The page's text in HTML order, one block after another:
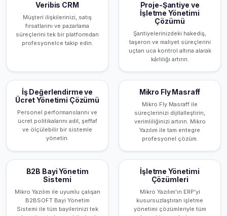
Veribis CRM
Müşteri ilişkilerinizi, satış
fırsatlarını ve pazarlama
süreçlerini tek bir platformdan
profesyonelce takip edin.
Proje-Şantiye ve
İşletme Yönetimi
Çözümü
Şantiyelerinizdeki hakediş,
taşeron ve maliyet süreçlerini
uçtan uca kontrol altına alarak
kârlılığı artırın.
İş Değerlendirme ve
Ücret Yönetimi Çözümü
Personel performanslarını ve
ücret politikalarını adil, şeffaf
ve ölçülebilir bir sistemle
yönetin.
Mikro Fly Masraff
Mikro Fly Masraff ile
süreçlerinizi dijitalleştirin,
verimliliğinizi artırın. Mikro
Yazılım ile tam entegre
profesyonel çözüm.
B2B Bayi Yönetim
Sistemi
Mikro Yazılım ile uyumlu çalışan
B2BSOFT Bayi Yönetim
Sistemi ile tüm bayilerinizi tek
İşletme Yönetimi
Çözümleri
Mikro Yazılım'ın ERP'yi
kusursuzlaştıran işletme
yönetimi çözümleriyle tüm